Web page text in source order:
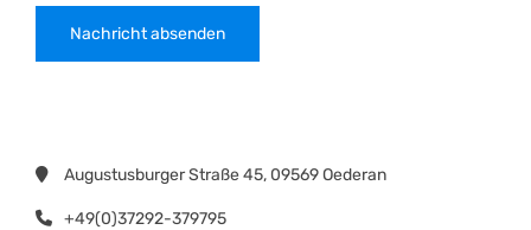
Augustusburger Straße 45, 09569 Oederan
+49(0)37292-379795